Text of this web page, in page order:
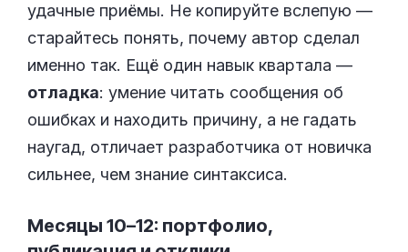
удачные приёмы. Не копируйте вслепую —
старайтесь понять, почему автор сделал
именно так. Ещё один навык квартала —
отладка: умение читать сообщения об
ошибках и находить причину, а не гадать
наугад, отличает разработчика от новичка
сильнее, чем знание синтаксиса.
Месяцы 10–12: портфолио,